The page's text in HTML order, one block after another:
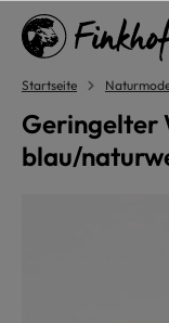
springen
Startseite
Geringelter
blau/